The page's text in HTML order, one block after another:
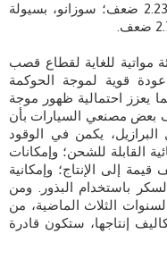
نقدية قدرها 1.5 مليار ريال برازيلي، أي 2.23 ضعف؛ سوزانو، بسيولة
مواتية للغاية لقطاع قصب
قوية لموجة الحوكمة
يعزز احتمالية ظهور موجة
بعض مصنعي السيارات بأن
يكمن في الوقود
القابلة للشحن؛ وإمكانات
إلى الإنتاج؛ وإمكانية
باستخدام البذور. ومن
الثلاث الماضية، من
إنتاجها، ستكون قادرة